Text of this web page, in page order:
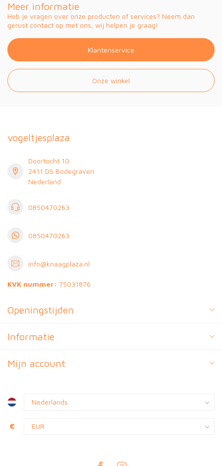
Meer informatie
Heb je vragen over onze producten of services? Neem dan
gerust contact op met ons, wij helpen je graag!
Klantenservice
Onze winkel
vogeltjesplaza
Doortocht 10
2411 DS Bodegraven
Nederland
0850470263
0850470263
info@knaagplaza.nl
KVK nummer: 75031876
Openingstijden
Informatie
Mijn account
€